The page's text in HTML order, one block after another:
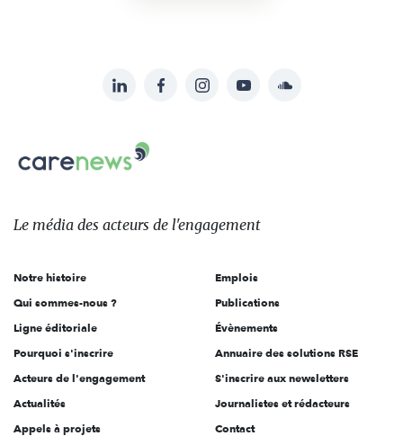
sur:
LinkedInFacebookInstagramYouTubeSoundcloud
Le
des
l'engagement
Le média des acteurs de l'engagement
Notre histoire
Qui sommes-nous ?
Ligne éditoriale
Pourquoi s'inscrire
Acteurs de l'engagement
Actualités
Appels à projets
Emplois
Publications
Évènements
Annuaire des solutions RSE
S'inscrire aux newsletters
Journalistes et rédacteurs
Contact